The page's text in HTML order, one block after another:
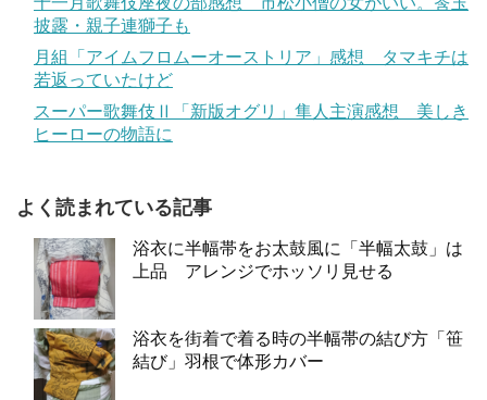
披露・親子連獅子も
月組「アイムフロムーオーストリア」感想 タマキチは
若返っていたけど
スーパー歌舞伎Ⅱ「新版オグリ」隼人主演感想 美しき
ヒーローの物語に
よく読まれている記事
浴衣に半幅帯をお太鼓風に「半幅太鼓」は
上品 アレンジでホッソリ見せる
浴衣を街着で着る時の半幅帯の結び方「笹
結び」羽根で体形カバー